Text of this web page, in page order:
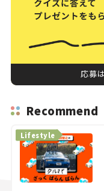
応募
Recommend
Lifestyle